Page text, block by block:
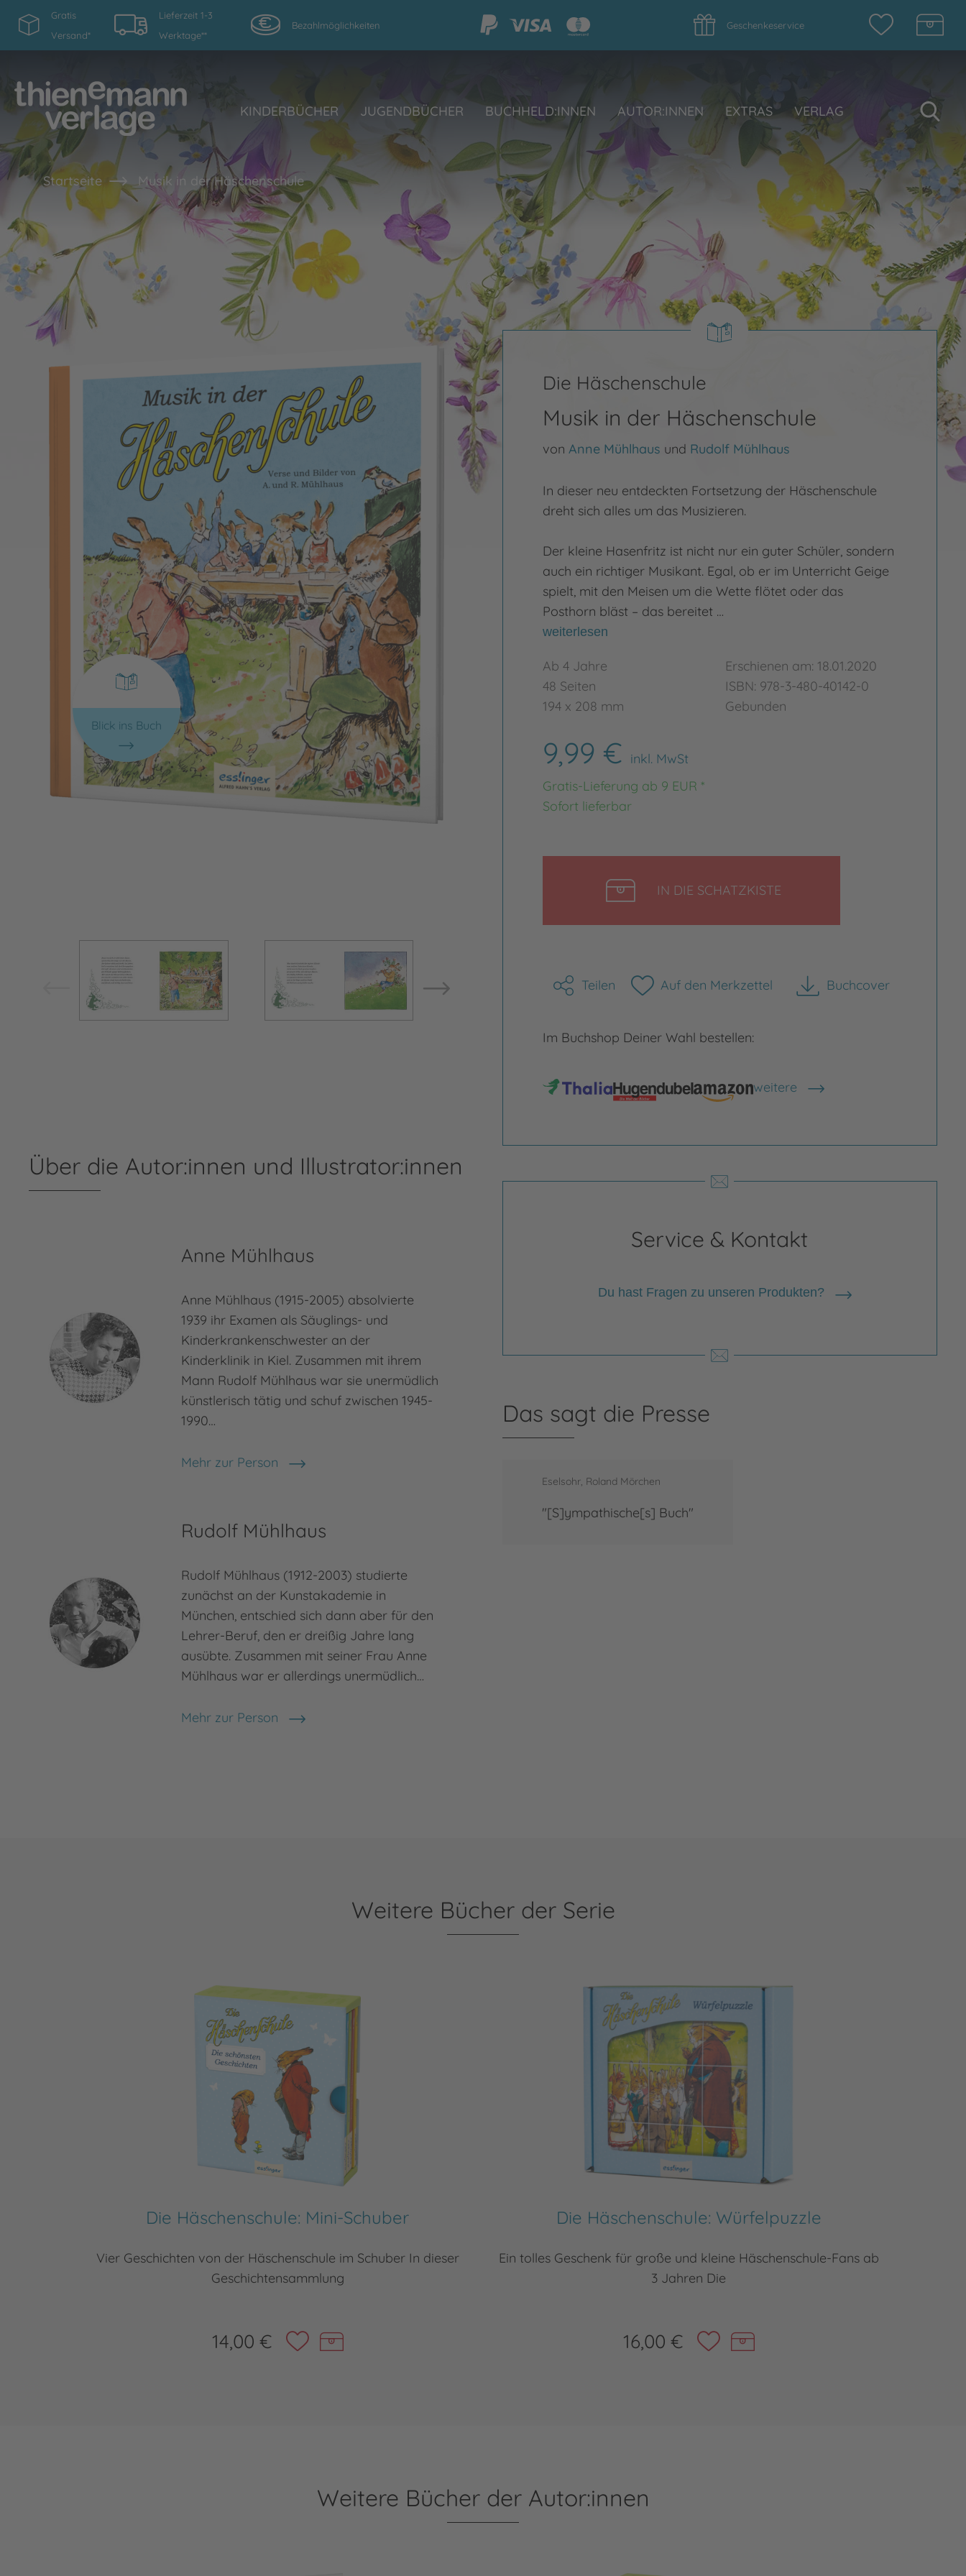
Gratis
Versand*
Lieferzeit 1-3
Werktage**
Bezahlmöglichkeiten Geschenkeservice
KINDERBÜCHER JUGENDBÜCHER BUCHHELD:INNEN AUTOR:INNEN EXTRAS VERLAG
Startseite Musik in der Häschenschule
Blick ins Buch
Die Häschenschule
Musik in der Häschenschule
von Anne Mühlhaus und Rudolf Mühlhaus
In dieser neu entdeckten Fortsetzung der Häschenschule
dreht sich alles um das Musizieren.
Der kleine Hasenfritz ist nicht nur ein guter Schüler, sondern
auch ein richtiger Musikant. Egal, ob er im Unterricht Geige
spielt, mit den Meisen um die Wette flötet oder das
Posthorn bläst – das bereitet …
weiterlesen
Ab 4 Jahre
48 Seiten
194 x 208 mm
Erschienen am: 18.01.2020
ISBN: 978-3-480-40142-0
Gebunden
9,99 € inkl. MwSt
Gratis-Lieferung ab 9 EUR *
Sofort lieferbar
IN DIE SCHATZKISTE
Teilen Auf den Merkzettel Buchcover
herunterladen
Im Buchshop Deiner Wahl bestellen:
weitere
Shops anzeigen
Service & Kontakt
Du hast Fragen zu unseren Produkten?
Über die Autor:innen und Illustrator:innen
Anne Mühlhaus
Anne Mühlhaus (1915-2005) absolvierte
1939 ihr Examen als Säuglings- und
Kinderkrankenschwester an der
Kinderklinik in Kiel. Zusammen mit ihrem
Mann Rudolf Mühlhaus war sie unermüdlich
künstlerisch tätig und schuf zwischen 1945-
1990…
Mehr zur Person
Anne Mühlhaus
Rudolf Mühlhaus
Rudolf Mühlhaus (1912-2003) studierte
zunächst an der Kunstakademie in
München, entschied sich dann aber für den
Lehrer-Beruf, den er dreißig Jahre lang
ausübte. Zusammen mit seiner Frau Anne
Mühlhaus war er allerdings unermüdlich…
Mehr zur Person
Rudolf Mühlhaus
Das sagt die Presse
Eselsohr, Roland Mörchen
"[S]ympathische[s] Buch"
Weitere Bücher der Serie
Die Häschenschule: Mini-Schuber
Vier Geschichten von der Häschenschule im Schuber In dieser
Geschichtensammlung
14,00 €
Die Häschenschule: Würfelpuzzle
Ein tolles Geschenk für große und kleine Häschenschule-Fans ab
3 Jahren Die
16,00 €
Weitere Bücher der Autor:innen